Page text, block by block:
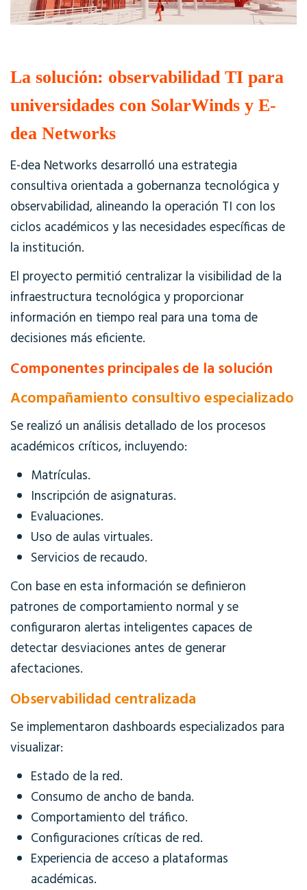
La solución: observabilidad TI para
universidades con SolarWinds y E-
dea Networks
E-dea Networks desarrolló una estrategia
consultiva orientada a gobernanza tecnológica y
observabilidad, alineando la operación TI con los
ciclos académicos y las necesidades específicas de
la institución.
El proyecto permitió centralizar la visibilidad de la
infraestructura tecnológica y proporcionar
información en tiempo real para una toma de
decisiones más eficiente.
Componentes principales de la solución
Acompañamiento consultivo especializado
Se realizó un análisis detallado de los procesos
académicos críticos, incluyendo:
Matrículas.
Inscripción de asignaturas.
Evaluaciones.
Uso de aulas virtuales.
Servicios de recaudo.
Con base en esta información se definieron
patrones de comportamiento normal y se
configuraron alertas inteligentes capaces de
detectar desviaciones antes de generar
afectaciones.
Observabilidad centralizada
Se implementaron dashboards especializados para
visualizar:
Estado de la red.
Consumo de ancho de banda.
Comportamiento del tráfico.
Configuraciones críticas de red.
Experiencia de acceso a plataformas
académicas.